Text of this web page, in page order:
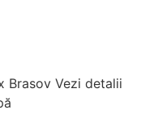
Brasov Vezi detalii